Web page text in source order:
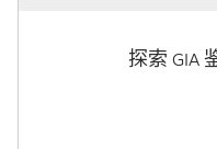
探索 GIA